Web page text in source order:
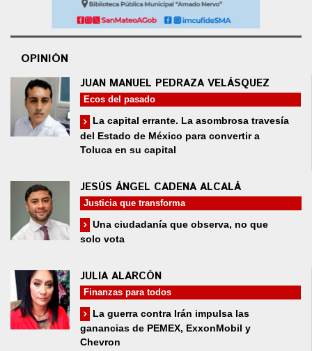
OPINIÓN
JUAN MANUEL PEDRAZA VELÁSQUEZ
Ecos del pasado
La capital errante. La asombrosa travesía
del Estado de México para convertir a
Toluca en su capital
JESÚS ÁNGEL CADENA ALCALÁ
Justicia que transforma
Una ciudadanía que observa, no que
solo vota
JULIA ALARCÓN
Finanzas para todos
La guerra contra Irán impulsa las
ganancias de PEMEX, ExxonMobil y
Chevron